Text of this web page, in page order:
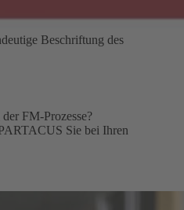
Beschriftung des
FM-Prozesse?
Sie bei Ihren